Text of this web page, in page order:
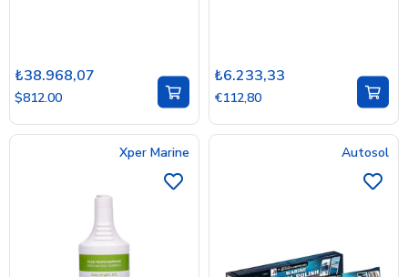
₺38.968,07
$812.00
₺6.233,33
€112,80
Xper Marine Autosol